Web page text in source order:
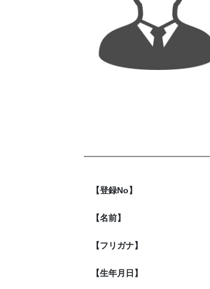
【登録No】
【名前】
【フリガナ】
【生年月日】